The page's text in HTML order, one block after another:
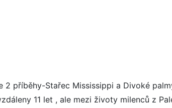
2 příběhy-Stařec Mississippi a Divoké
11 let , ale mezi životy milenců z